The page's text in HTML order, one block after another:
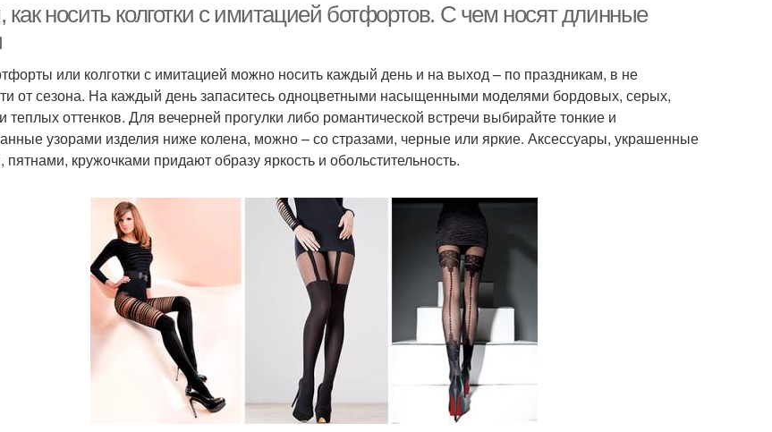
как носить колготки с имитацией ботфортов. С чем носят длинные
или колготки с имитацией можно носить каждый день и на выход – по праздникам, в не
от сезона. На каждый день запаситесь одноцветными насыщенными моделями бордовых, серых,
теплых оттенков. Для вечерней прогулки либо романтической встречи выбирайте тонкие и
узорами изделия ниже колена, можно – со стразами, черные или яркие. Аксессуары, украшенные
пятнами, кружочками придают образу яркость и обольстительность.